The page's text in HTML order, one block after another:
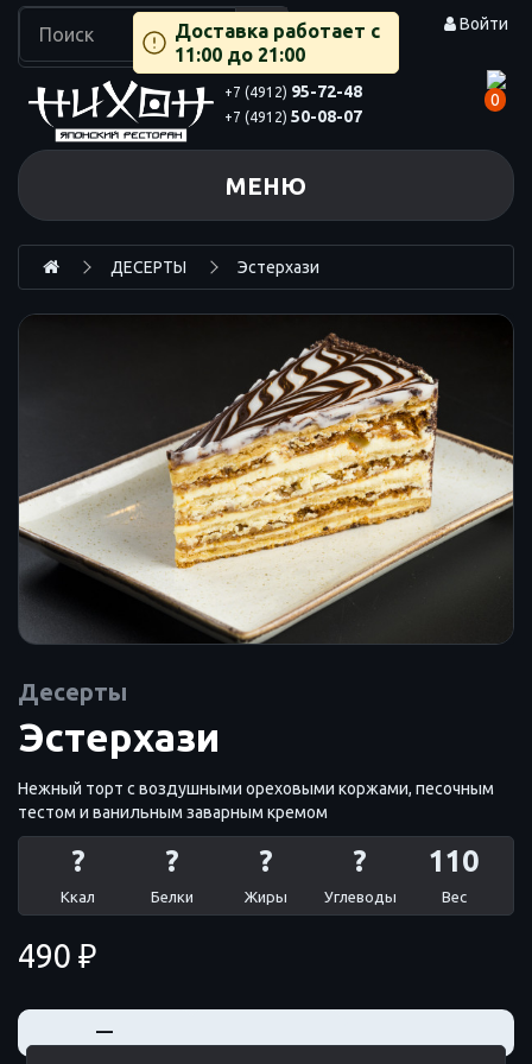
Войти
Доставка работает с
11:00 до 21:00
+7 (4912) 95-72-48
+7 (4912) 50-08-07
0
МЕНЮ
ДЕСЕРТЫ Эстерхази
Десерты
Эстерхази
Нежный торт с воздушными ореховыми коржами, песочным
тестом и ванильным заварным кремом
? ? ? ? 110
Ккал Белки Жиры Углеводы Вес
490 ₽
—